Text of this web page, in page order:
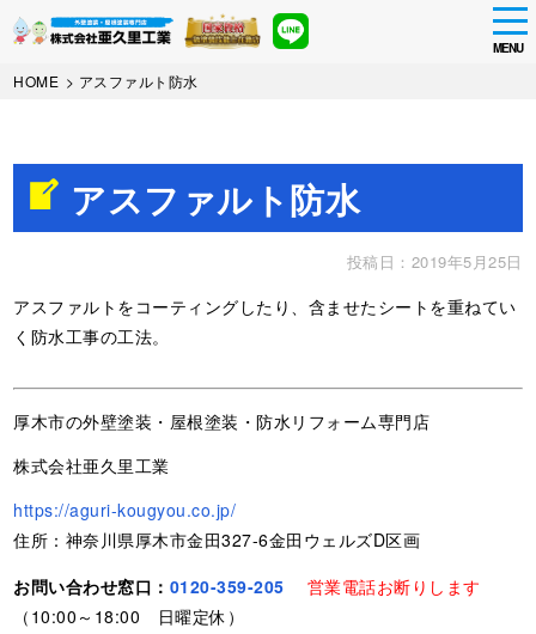
Skip
MENU
HOME > アスファルト防水
アスファルト防水
投稿日：2019年5月25日
アスファルトをコーティングしたり、含ませたシートを重ねてい
く防水工事の工法。
厚木市の外壁塗装・屋根塗装・防水リフォーム専門店
株式会社亜久里工業
https://aguri-kougyou.co.jp/
住所：神奈川県厚木市金田327-6金田ウェルズD区画
お問い合わせ窓口： 0120-359-205
営業電話お断りします
（10:00～18:00 日曜定休）